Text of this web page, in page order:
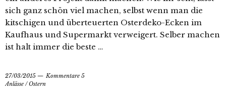
sich ganz schön viel machen, selbst wenn man die
kitschigen und überteuerten Osterdeko-Ecken im
Kaufhaus und Supermarkt verweigert. Selber machen
ist halt immer die beste …
27/03/2015
Kommentare 5
Anlässe /Ostern